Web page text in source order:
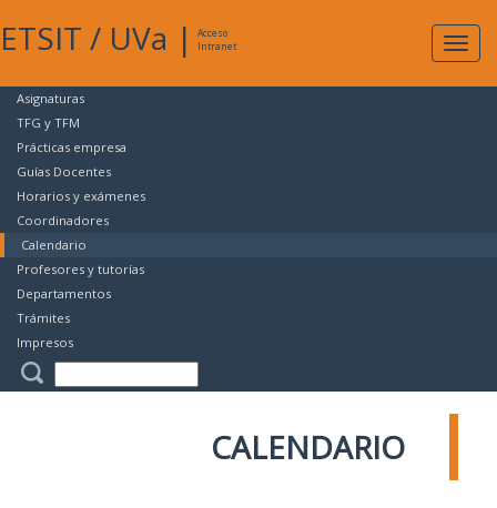
ETSIT / UVa |
Acceso
Intranet
Asignaturas
TFG y TFM
Prácticas empresa
Guías Docentes
Horarios y exámenes
Coordinadores
Calendario
Profesores y tutorías
Departamentos
Trámites
Impresos
CALENDARIO